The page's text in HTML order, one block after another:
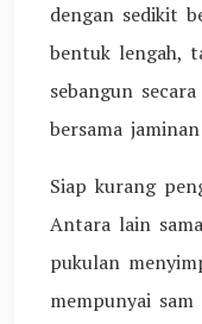
dengan sedikit
bentuk lengah,
sebangun
bersama
Siap kurang
Antara lain
pukulan
mempunyai sam